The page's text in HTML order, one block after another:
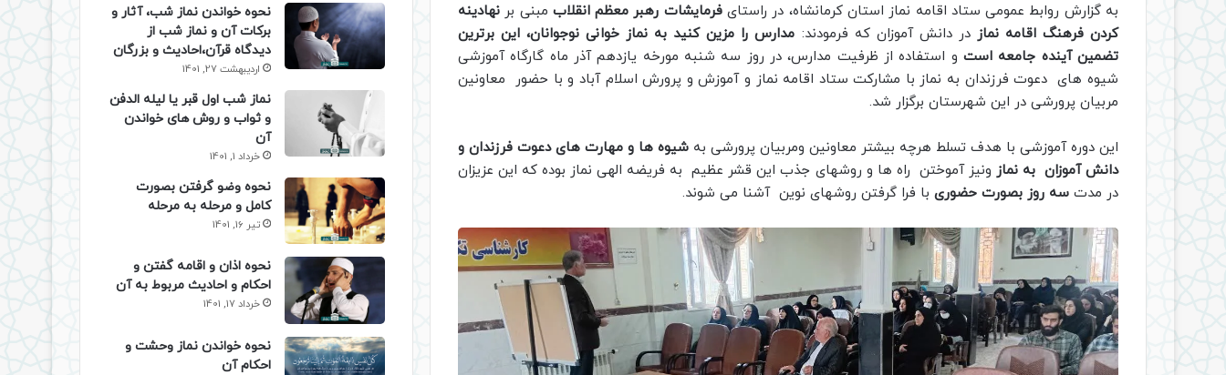
به گزارش روابط عمومی ستاد اقامه نماز استان کرمانشاه، در راستایفرمایشات رهبر معظم انقلاب مبنی بر نهادینه
کردن فرهنگ اقامه نماز در دانش آموزان که فرمودند: مدارس را مزین کنید به نماز خوانی نوجوانان، این برترین
تضمین آینده جامعه است و استفاده از ظرفیت مدارس، در روز سه شنبه مورخه یازدهم آذر ماه گارگاه آموزشی
شیوه های دعوت فرزندان به نماز با مشارکت ستاد اقامه نماز و آموزش و پرورش اسلام آباد و با حضور معاونین
مربیان پرورشی در این شهرستان برگزار شد.
این دوره آموزشی با هدف تسلط هرچه بیشتر معاونین ومربیان پرورشی به شیوه ها و مهارت های دعوت فرزندان و
دانش آموزان به نماز ونیز آموختن راه ها و روشهای جذب این قشر عظیم به فریضه الهی نماز بوده که این عزیزان
در مدت سه روز بصورت حضوری با فرا گرفتن روشهای نوین آشنا می شوند.
نحوه خواندن نماز شب، آثار و
برکات آن و نماز شب از
دیدگاه قرآن،احادیث و بزرگان
اردیبهشت 27, 1401
نماز شب اول قبر یا لیله الدفن
و ثواب و روش های خواندن
آن
خرداد 1, 1401
نحوه وضو گرفتن بصورت
کامل و مرحله به مرحله
تیر 16, 1401
نحوه اذان و اقامه گفتن و
احکام و احادیث مربوط به آن
خرداد 17, 1401
نحوه خواندن نماز وحشت و
احکام آن